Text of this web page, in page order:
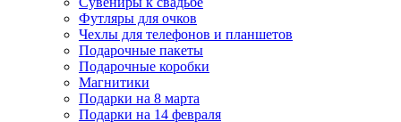
Футляры для очков
Чехлы для телефонов и планшетов
Подарочные пакеты
Подарочные коробки
Магнитики
Подарки на 8 марта
Подарки на 14 февраля